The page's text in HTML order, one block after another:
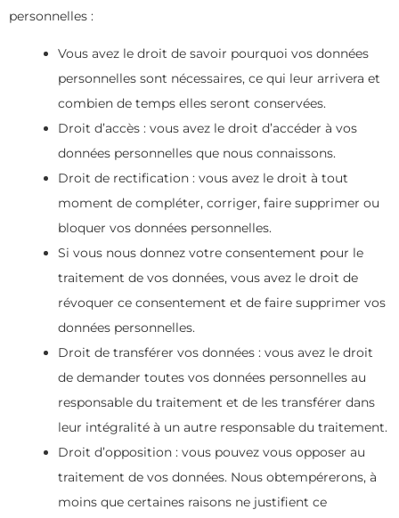
personnelles :
Vous avez le droit de savoir pourquoi vos données
personnelles sont nécessaires, ce qui leur arrivera et
combien de temps elles seront conservées.
Droit d’accès : vous avez le droit d’accéder à vos
données personnelles que nous connaissons.
Droit de rectification : vous avez le droit à tout
moment de compléter, corriger, faire supprimer ou
bloquer vos données personnelles.
Si vous nous donnez votre consentement pour le
traitement de vos données, vous avez le droit de
révoquer ce consentement et de faire supprimer vos
données personnelles.
Droit de transférer vos données : vous avez le droit
de demander toutes vos données personnelles au
responsable du traitement et de les transférer dans
leur intégralité à un autre responsable du traitement.
Droit d’opposition : vous pouvez vous opposer au
traitement de vos données. Nous obtempérerons, à
moins que certaines raisons ne justifient ce